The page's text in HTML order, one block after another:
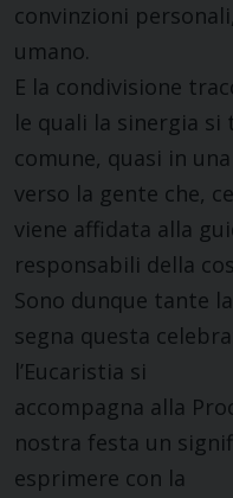
convinzioni
umano.
E la condivisione
le quali la sinergia
comune, quasi in
verso la gente che,
viene affidata alla
responsabili della
Sono dunque tante
segna questa
l’Eucaristia si
accompagna alla
nostra festa un
esprimere con la